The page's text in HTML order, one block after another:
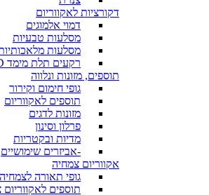
דקורציות לאקווריום
דמוי אלמוגים
מסלעות טבעיות
מסלעות
רקעים תלת מימד 3D
תוספים, מזונות ונלווה
גופי חימום וקירור
תוספים לאקווריום
מזונות לדגים
פרלון וסינון
מדיות ובקטריות
-אביזרים שימושיים
אקווריום צמחיה
גופי תאורה לצמחיה
תוספים